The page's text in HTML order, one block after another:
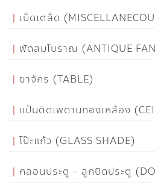
เบ็ดเตล็ด
พัดลมโบราณ (ANTIQUE
ขาจักร (TABLE)
แป้นติดเพดานทองเหลือง
โป๊ะแก้ว (GLASS SHADE)
กลอนประตู - ลูกบิดประตู